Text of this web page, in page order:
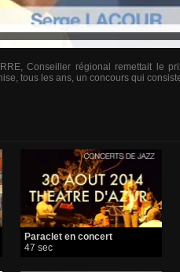
Conseiller régional remettait le
tous les ans, un concours qui
Paraclet en concert
47 sec